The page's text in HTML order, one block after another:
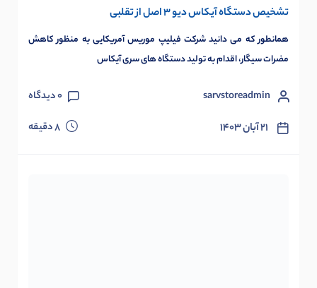
تشخیص دستگاه آیکاس دیو 3 اصل از تقلبی
همانطور که می دانید شرکت فیلیپ موریس آمریکایی به منظور کاهش
مضرات سیگار، اقدام به تولید دستگاه های سری آیکاس
sarvstoreadmin
0دیدگاه
۲۱ آبان ۱۴۰۳ 8دقیقه